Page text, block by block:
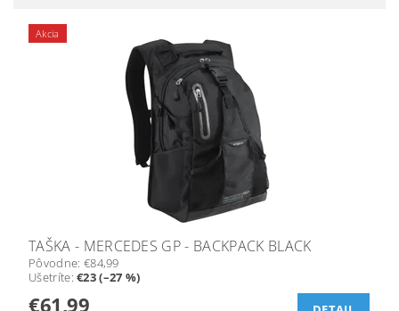
Akcia
TAŠKA - MERCEDES GP - BACKPACK BLACK
Pôvodne: €84,99
Ušetríte:€23 (–27 %)
€61,99